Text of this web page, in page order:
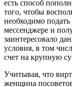
есть способ
того, чтобы
необходимо подать
мессенджере и
заинтересовало
условия, в том
счет на крупную
Учитывая, что
женщина